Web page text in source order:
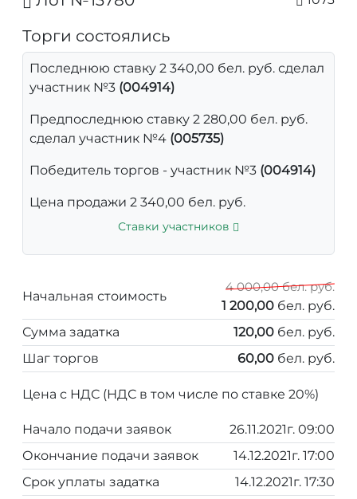
Торги состоялись
Последнюю ставку 2 340,00 бел. руб. сделал
участник №3 (004914)
Предпоследнюю ставку 2 280,00 бел. руб.
сделал участник №4 (005735)
Победитель торгов - участник №3 (004914)
Цена продажи 2 340,00 бел. руб.
Ставки участников
Начальная стоимость
4 000,00 бел. руб.
1 200,00 бел. руб.
Сумма задатка
120,00 бел. руб.
Шаг торгов
60,00 бел. руб.
Цена с НДС (НДС в том числе по ставке 20%)
Начало подачи заявок
26.11.2021г. 09:00
Окончание подачи заявок
14.12.2021г. 17:00
Срок уплаты задатка
14.12.2021г. 17:30